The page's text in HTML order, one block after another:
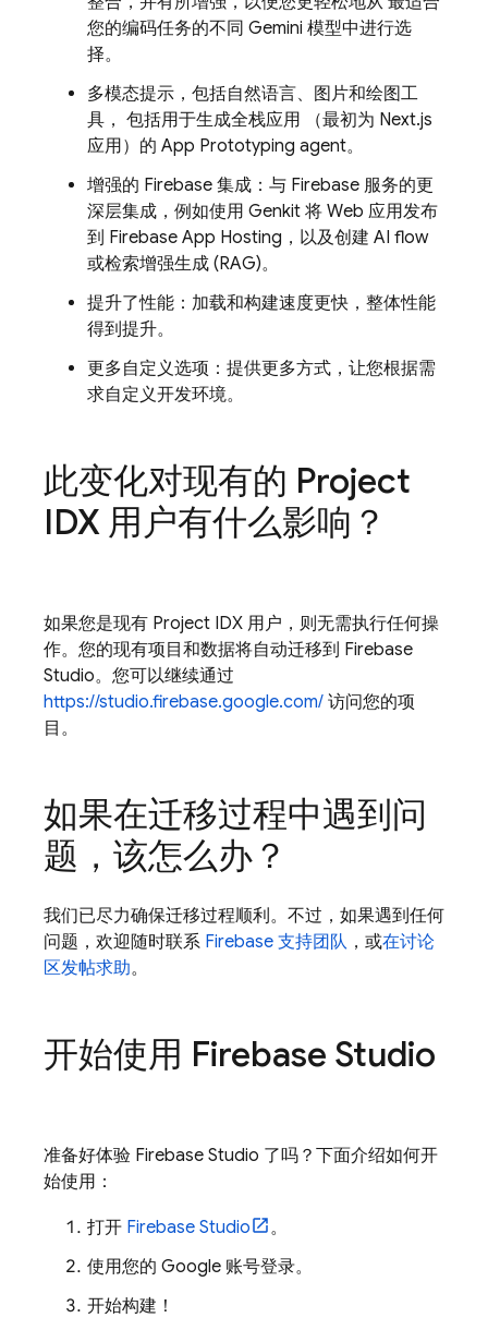
您的编码任务的不同 Gemini 模型中进行选
择。
多模态提示，包括自然语言、图片和绘图工
具， 包括用于生成全栈应用 （最初为 Next.js
应用）的 App Prototyping agent。
增强的 Firebase 集成：与 Firebase 服务的更
深层集成，例如使用 Genkit 将 Web 应用发布
到 Firebase App Hosting ，以及创建 AI flow
或检索增强生成 (RAG)。
提升了性能：加载和构建速度更快，整体性能
得到提升。
更多自定义选项：提供更多方式，让您根据需
求自定义开发环境。
此变化对现有的 Project
IDX 用户有什么影响？
如果您是现有 Project IDX 用户，则无需执行任何操
作。您的现有项目和数据将自动迁移到 Firebase
Studio。您可以继续通过
https://studio.firebase.google.com/ 访问您的项
目。
如果在迁移过程中遇到问
题，该怎么办？
我们已尽力确保迁移过程顺利。不过，如果遇到任何
问题，欢迎随时联系 Firebase 支持团队 ，或在讨论
区发帖求助。
开始使用 Firebase Studio
准备好体验 Firebase Studio 了吗？下面介绍如何开
始使用：
打开 Firebase Studio
。
使用您的 Google 账号登录。
开始构建！